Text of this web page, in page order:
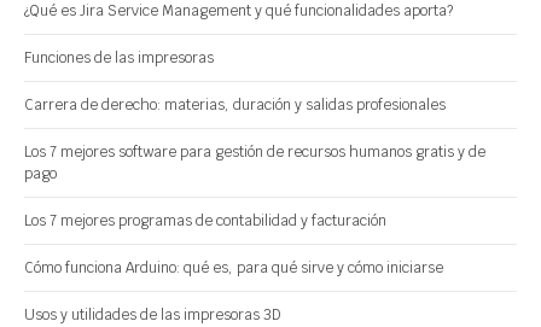
¿Qué es Jira Service Management y qué funcionalidades aporta?
Funciones de las impresoras
Carrera de derecho: materias, duración y salidas profesionales
Los 7 mejores software para gestión de recursos humanos gratis y de
pago
Los 7 mejores programas de contabilidad y facturación
Cómo funciona Arduino: qué es, para qué sirve y cómo iniciarse
Usos y utilidades de las impresoras 3D